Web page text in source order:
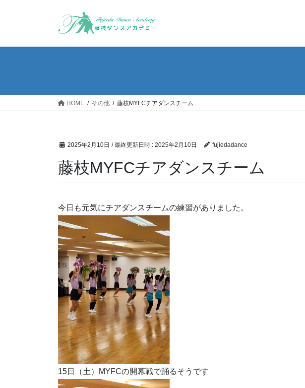
HOME その他 藤枝MYFCチアダンスチーム
2025年2月10日 / 最終更新日時 : 2025年2月10日 fujiedadance
藤枝MYFCチアダンスチーム
今日も元気にチアダンスチームの練習がありました。
15日（土）MYFCの開幕戦で踊るそうです